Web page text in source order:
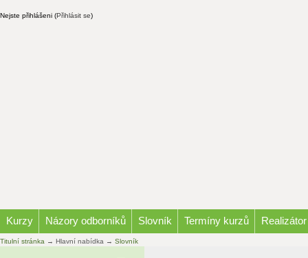
Nejste přihlášeni (Přihlásit se)
Kurzy Názory odborníků Slovník Termíny kurzů Realizátor
Titulní stránka → Hlavní nabídka → Slovník